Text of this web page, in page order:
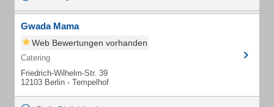
Gwada Mama
Web Bewertungen vorhanden
Catering
Friedrich-Wilhelm-Str. 39
12103 Berlin - Tempelhof